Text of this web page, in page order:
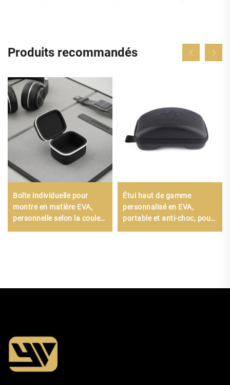
Produits recommandés
Boîte individuelle pour
montre en matière EVA,
personnelle selon la couleur
et le design souhaités,
Étui haut de gamme
personnalisé en EVA,
portable et anti-choc, pour
lunettes de ski, sac de luxe